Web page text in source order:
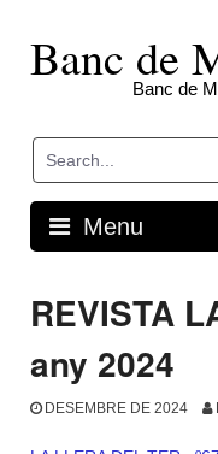
contentBanc de
Banc de
Menu
REVISTA
any 2024
DESEMBRE DE 2024